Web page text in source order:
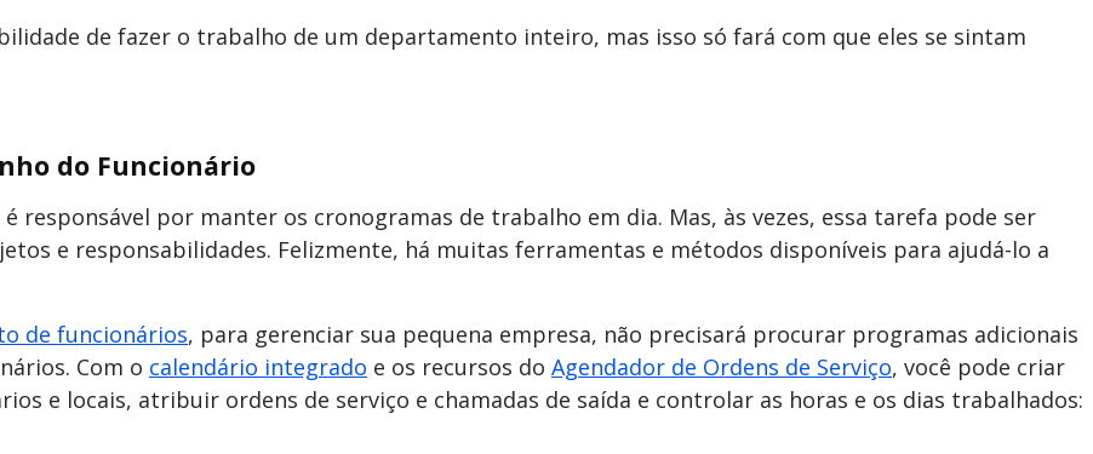
de fazer o trabalho de um departamento inteiro, mas isso só fará com que eles se sintam
do Funcionário
responsável por manter os cronogramas de trabalho em dia. Mas, às vezes, essa tarefa pode ser
e responsabilidades. Felizmente, há muitas ferramentas e métodos disponíveis para ajudá-lo a
de funcionários, para gerenciar sua pequena empresa, não precisará procurar programas adicionais
Com o calendário integrado e os recursos do Agendador de Ordens de Serviço, você pode criar
e locais, atribuir ordens de serviço e chamadas de saída e controlar as horas e os dias trabalhados: